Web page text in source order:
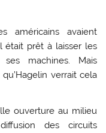
américains avaient
était prêt à laisser les
ses machines. Mais
verrait cela
ouverture au milieu
des circuits